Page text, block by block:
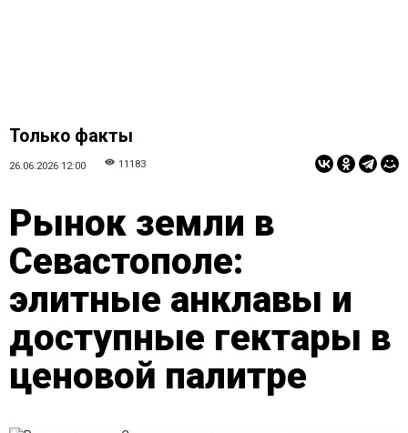
Только факты
26.06.2026 12:00 11183
Рынок земли в
Севастополе:
элитные анклавы и
доступные гектары в
ценовой палитре